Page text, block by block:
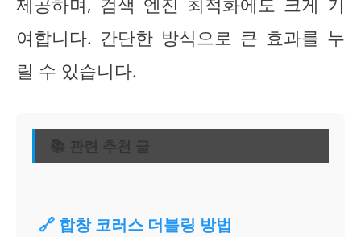
여합니다. 간단한 방식으로 큰 효과를 누
릴 수 있습니다.
📚 관련 추천 글
🔗 합창 코러스 더블링 방법